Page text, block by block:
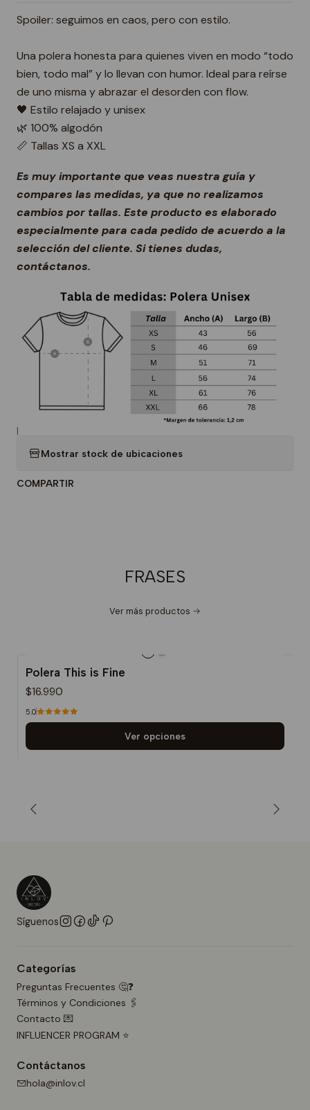
Spoiler: seguimos en caos, pero con estilo.
Una polera honesta para quienes viven en modo “todo
bien, todo mal” y lo llevan con humor. Ideal para reírse
de uno misma y abrazar el desorden con flow.
🖤 Estilo relajado y unisex
🌿 100% algodón
📏 Tallas XS a XXL
Es muy importante que veas nuestra guía y
compares las medidas, ya que no realizamos
cambios por tallas. Este producto es elaborado
especialmente para cada pedido de acuerdo a la
selección del cliente. Si tienes dudas,
contáctanos.
|
Mostrar stock de ubicaciones
COMPARTIR
FRASES
Ver más productos
Polera This is Fine
$16.990
5.0
Ver opciones
Síguenos
Categorías
Preguntas Frecuentes 🤔❓
Términos y Condiciones 🖇️
Contacto 💌
INFLUENCER PROGRAM ⭐
Contáctanos
hola@inlov.cl